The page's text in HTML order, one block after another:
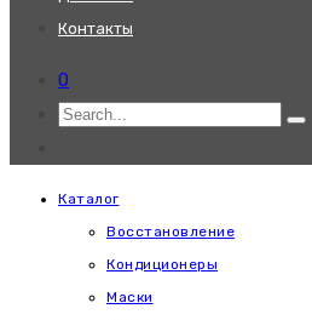
Контакты
0
Каталог
Восстановление
Кондиционеры
Маски